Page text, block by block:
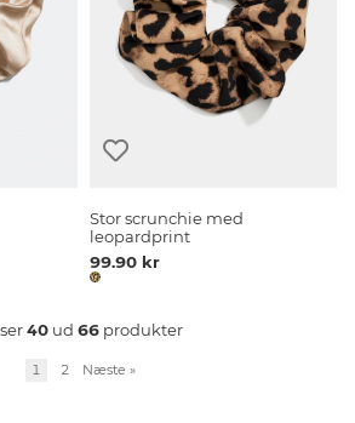
Stor scrunchie med
leopardprint
99.90 kr
40 ud 66 produkter
1 2 Næste »